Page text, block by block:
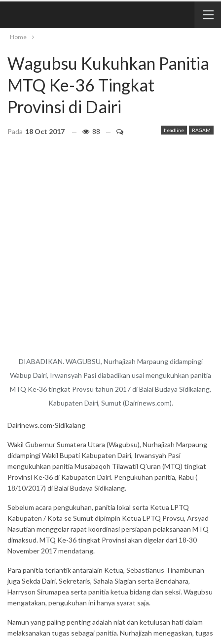
Home
Wagubsu Kukuhkan Panitia
MTQ Ke-36 Tingkat
Provinsi di Dairi
headline RAGAM
Pada 18 Oct 2017 88
DIABADIKAN. WAGUBSU, Nurhajizah Marpaung didampingi
Wabup Dairi, Irwansyah Pasi diabadikan usai mengukuhkan panitia
MTQ Ke-36 tingkat Provsu tahun 2017 di Balai Budaya Sidikalang,
Kabupaten Dairi, Sumut (Dairinews.com).
Dairinews.com-Sidikalang
Wakil Gubernur Sumatera Utara (Wagubsu), Nurhajizah Marpaung
didampingi Wakil Bupati Kabupaten Dairi, Irwansyah Pasi
mengukuhkan panitia Musabaqoh Tilawatil Q’uran (MTQ) tingkat
Provinsi Ke-36 di Kabupaten Dairi. Pengukuhan panitia, Rabu (
18/10/2017) di Balai Budaya Sidikalang.
Sebelum acara pengukuhan, panitia lokal serta Ketua LPTQ
Kabupaten / Kota se Sumut dipimpin Ketua LPTQ Provsu, Arsyad
Nasutian menggelar rapat koordinasi persiapan pelaksanaan MTQ
dimaksud. MTQ Ke-36 tingkat Provinsi akan digelar dari 18-30
November 2017 mendatang.
Para panitia terlantik antaralain Ketua, Sebastianus Tinambunan
juga Sekda Dairi, Sekretaris, Sahala Siagian serta Bendahara,
Harryson Sirumapea serta panitia ketua bidang dan seksi. Wagubsu
mengatakan, pengukuhan ini hanya syarat saja.
Namun yang paling penting adalah niat dan ketulusan hati dalam
melaksanakan tugas sebagai panitia. Nurhajizah menegaskan, tugas